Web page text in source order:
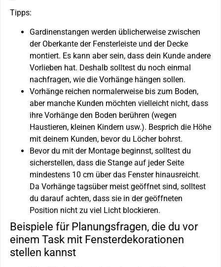
Tipps:
Gardinenstangen werden üblicherweise zwischen
der Oberkante der Fensterleiste und der Decke
montiert. Es kann aber sein, dass dein Kunde andere
Vorlieben hat. Deshalb solltest du noch einmal
nachfragen, wie die Vorhänge hängen sollen.
Vorhänge reichen normalerweise bis zum Boden,
aber manche Kunden möchten vielleicht nicht, dass
ihre Vorhänge den Boden berühren (wegen
Haustieren, kleinen Kindern usw.). Besprich die Höhe
mit deinem Kunden, bevor du Löcher bohrst.
Bevor du mit der Montage beginnst, solltest du
sicherstellen, dass die Stange auf jeder Seite
mindestens 10 cm über das Fenster hinausreicht.
Da Vorhänge tagsüber meist geöffnet sind, solltest
du darauf achten, dass sie in der geöffneten
Position nicht zu viel Licht blockieren.
Beispiele für Planungsfragen, die du vor
einem Task mit Fensterdekorationen
stellen kannst